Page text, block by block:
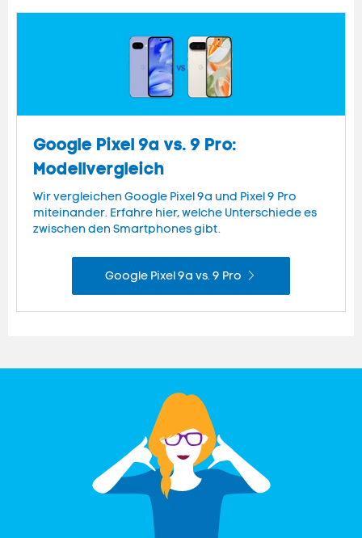
Google Pixel 9a vs. 9 Pro:
Modellvergleich
Wir vergleichen Google Pixel 9a und Pixel 9 Pro
miteinander. Erfahre hier, welche Unterschiede es
zwischen den Smartphones gibt.
Google Pixel 9a vs. 9 Pro